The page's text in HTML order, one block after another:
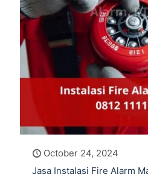
October 24, 2024
Jasa Instalasi Fire Alarm